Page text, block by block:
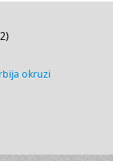
)
okruzi